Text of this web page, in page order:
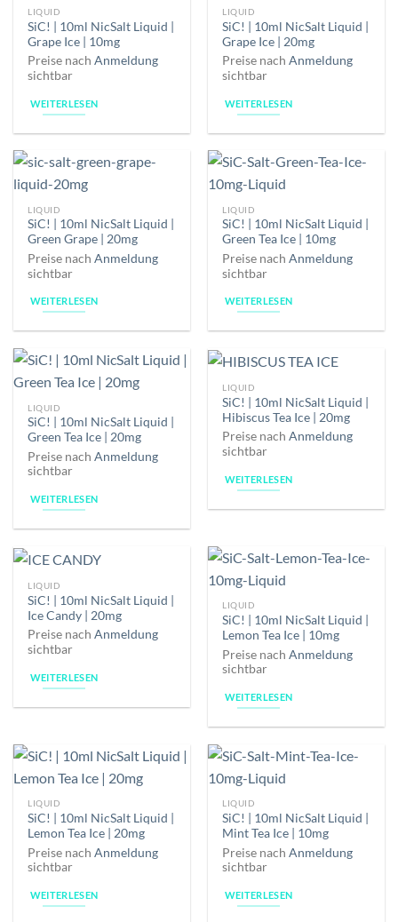
LIQUID
SiC! | 10ml NicSalt Liquid |
Grape Ice | 10mg
Preise nachAnmeldung
sichtbar
WEITERLESEN
LIQUID
SiC! | 10ml NicSalt Liquid |
Grape Ice | 20mg
Preise nachAnmeldung
sichtbar
WEITERLESEN
LIQUID
SiC! | 10ml NicSalt Liquid |
Green Grape | 20mg
Preise nachAnmeldung
sichtbar
WEITERLESEN
LIQUID
SiC! | 10ml NicSalt Liquid |
Green Tea Ice | 10mg
Preise nachAnmeldung
sichtbar
WEITERLESEN
LIQUID
SiC! | 10ml NicSalt Liquid |
Green Tea Ice | 20mg
Preise nachAnmeldung
sichtbar
WEITERLESEN
LIQUID
SiC! | 10ml NicSalt Liquid |
Hibiscus Tea Ice | 20mg
Preise nachAnmeldung
sichtbar
WEITERLESEN
LIQUID
SiC! | 10ml NicSalt Liquid |
Ice Candy | 20mg
Preise nachAnmeldung
sichtbar
WEITERLESEN
LIQUID
SiC! | 10ml NicSalt Liquid |
Lemon Tea Ice | 10mg
Preise nachAnmeldung
sichtbar
WEITERLESEN
LIQUID
SiC! | 10ml NicSalt Liquid |
Lemon Tea Ice | 20mg
Preise nachAnmeldung
sichtbar
WEITERLESEN
LIQUID
SiC! | 10ml NicSalt Liquid |
Mint Tea Ice | 10mg
Preise nachAnmeldung
sichtbar
WEITERLESEN